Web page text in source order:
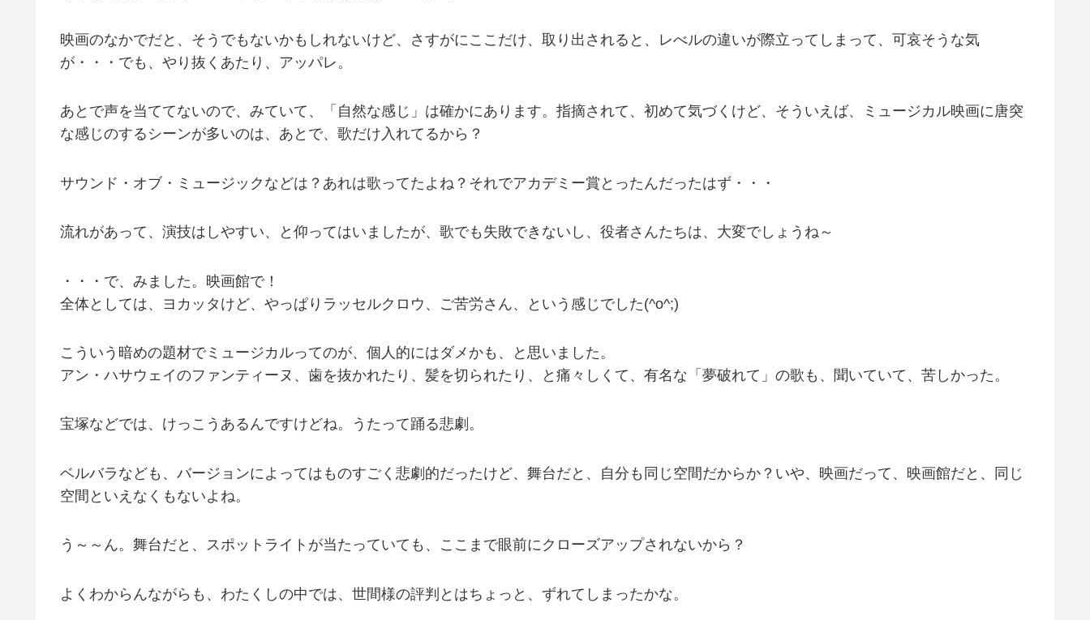
映画のなかでだと、そうでもないかもしれないけど、さすがにここだけ、取り出されると、レべルの違いが際立ってしまって、可哀そうな気
が・・・でも、やり抜くあたり、アッパレ。
あとで声を当ててないので、みていて、「自然な感じ」は確かにあります。指摘されて、初めて気づくけど、そういえば、ミュージカル映画に唐突
な感じのするシーンが多いのは、あとで、歌だけ入れてるから？
サウンド・オブ・ミュージックなどは？あれは歌ってたよね？それでアカデミー賞とったんだったはず・・・
流れがあって、演技はしやすい、と仰ってはいましたが、歌でも失敗できないし、役者さんたちは、大変でしょうね～
・・・で、みました。映画館で！
全体としては、ヨカッタけど、やっぱりラッセルクロウ、ご苦労さん、という感じでした(^o^;)
こういう暗めの題材でミュージカルってのが、個人的にはダメかも、と思いました。
アン・ハサウェイのファンティーヌ、歯を抜かれたり、髪を切られたり、と痛々しくて、有名な「夢破れて」の歌も、聞いていて、苦しかった。
宝塚などでは、けっこうあるんですけどね。うたって踊る悲劇。
ベルバラなども、バージョンによってはものすごく悲劇的だったけど、舞台だと、自分も同じ空間だからか？いや、映画だって、映画館だと、同じ
空間といえなくもないよね。
う～～ん。舞台だと、スポットライトが当たっていても、ここまで眼前にクローズアップされないから？
よくわからんながらも、わたくしの中では、世間様の評判とはちょっと、ずれてしまったかな。